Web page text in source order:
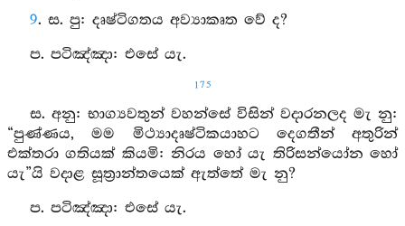
9. ස. පු: දෘෂ්ටිගතය අව්‍යාකෘත වේ ද?
ප. පටිඤ්‍ඤා: එසේ යැ.
175
ස. අනු: භාග්‍යවතුන් වහන්සේ විසින් වදාරනලද මැ නු:
“පුණ්ණය, මම මිථ්‍යාදෘෂ්ටිකයාහට දෙගතීන් අතුරින්
එක්තරා ගතියක් කියමි: නිරය හෝ යැ තිරිසන්යෝන හෝ
යැ”යි වදාළ සූත්‍රාන්තයෙක් ඇත්තේ මැ නු?
ප. පටිඤ්‍ඤා: එසේ යැ.